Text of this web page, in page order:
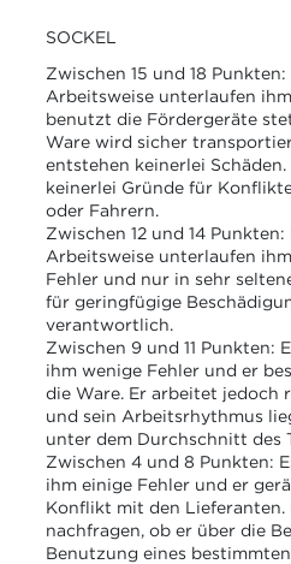
SOCKEL
Zwischen 15 und 18
Arbeitsweise unterlaufen
benutzt die Fördergeräte
Ware wird sicher
entstehen keinerlei
keinerlei Gründe für
oder Fahrern.
Zwischen 12 und 14
Arbeitsweise unterlaufen
Fehler und nur in sehr
für geringfügige
verantwortlich.
Zwischen 9 und 11 Punkten:
ihm wenige Fehler und er
die Ware. Er arbeitet jedoch
und sein Arbeitsrhythmus
unter dem Durchschnitt des
Zwischen 4 und 8 Punkten:
ihm einige Fehler und er
Konflikt mit den Lieferanten.
nachfragen, ob er über die
Benutzung eines